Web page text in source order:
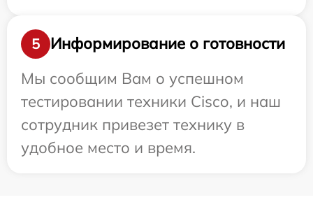
5
Информирование о готовности
Мы сообщим Вам о успешном
тестировании техники Cisco, и наш
сотрудник привезет технику в
удобное место и время.